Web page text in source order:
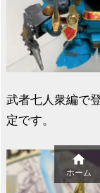
武者七人衆編で
定です。

ホーム